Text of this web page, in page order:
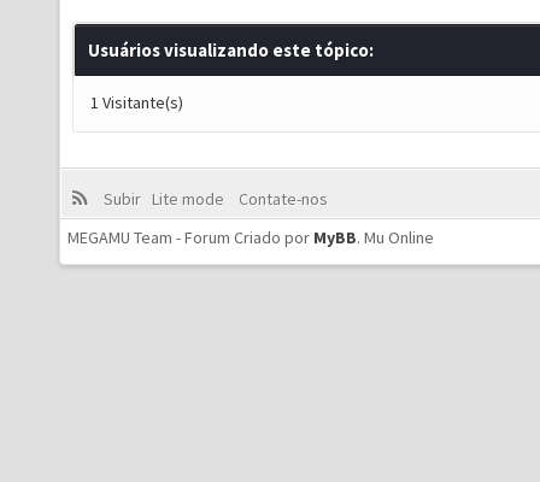
Usuários visualizando este tópico:
1 Visitante(s)
Subir Lite mode
Contate-nos
MEGAMU Team - Forum Criado por MyBB. Mu Online